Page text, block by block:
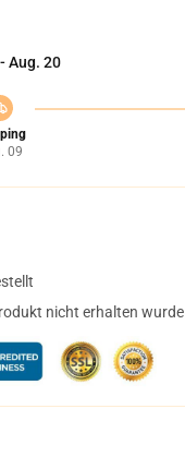
Aug. 20
09
nicht erhalten wurde